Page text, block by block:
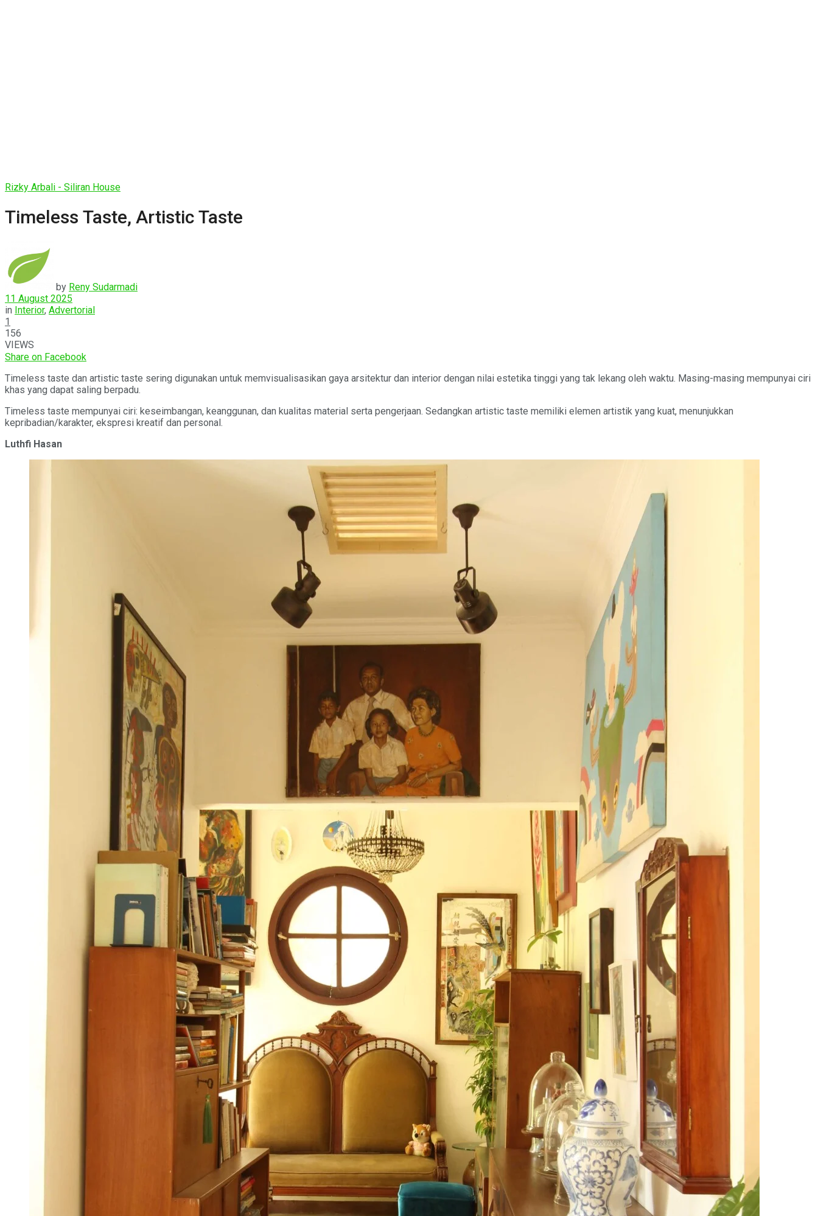
Rizky Arbali - Siliran House
Timeless Taste, Artistic Taste
by Reny Sudarmadi
11 August 2025
in Interior, Advertorial
1
156
VIEWS
Share on Facebook
Timeless taste dan artistic taste sering digunakan untuk memvisualisasikan gaya arsitektur dan interior dengan nilai estetika tinggi yang tak lekang oleh waktu. Masing-masing mempunyai ciri
khas yang dapat saling berpadu.
Timeless taste mempunyai ciri: keseimbangan, keanggunan, dan kualitas material serta pengerjaan. Sedangkan artistic taste memiliki elemen artistik yang kuat, menunjukkan
kepribadian/karakter, ekspresi kreatif dan personal.
Luthfi Hasan